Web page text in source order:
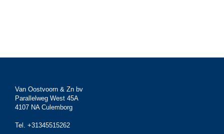
Van Oostvoorn & Zn bv
Parallelweg West 45A
4107 NA Culemborg
Tel. +31345515262